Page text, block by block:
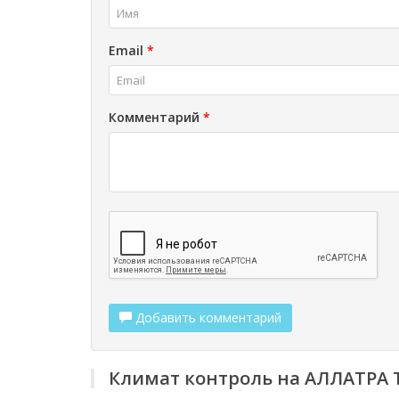
Email *
Комментарий *
Добавить комментарий
Климат контроль на АЛЛАТРА